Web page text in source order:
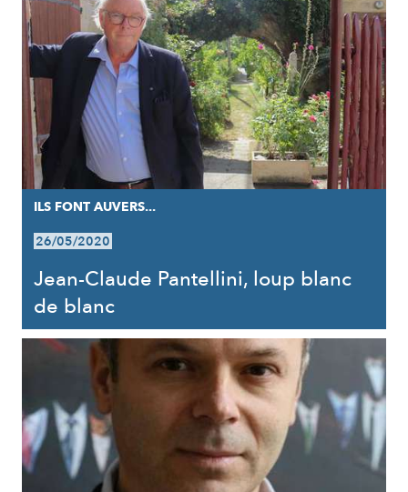
ILS FONT AUVERS...
26/05/2020
Jean-Claude Pantellini, loup blanc
de blanc